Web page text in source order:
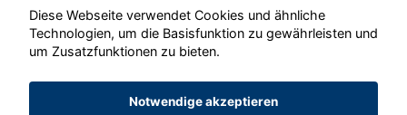
© konjunkturmotor.de GmbH 2020 - 2026
Diese Webseite verwendet Cookies und ähnliche
Technologien, um die Basisfunktion zu gewährleisten und
um Zusatzfunktionen zu bieten.
Notwendige akzeptieren